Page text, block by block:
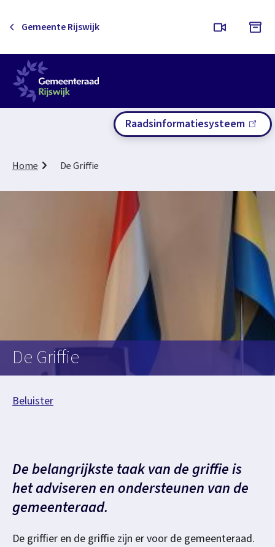
M
e
Gemeente Rijswijk
Raadsinformatiesysteem(link
is
K
u
Home De Griffie
De Griffie
Beluister
e
G
De belangrijkste taak van de griffie is
het adviseren en ondersteunen van de
gemeenteraad.
De griffier en de griffie zijn er voor de gemeenteraad.